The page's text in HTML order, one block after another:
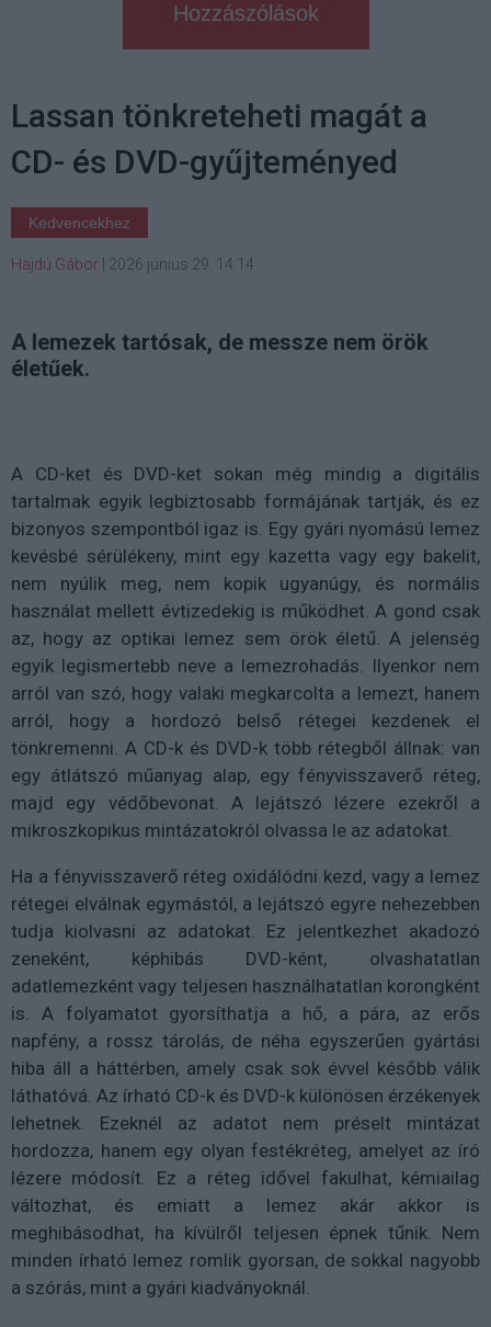
Hozzászólások
Lassan tönkreteheti magát a
CD- és DVD-gyűjteményed
Kedvencekhez
Hajdú Gábor 2026 június 29. 14:14
A lemezek tartósak, de messze nem örök
életűek.
A CD-ket és DVD-ket sokan még mindig a digitális
tartalmak egyik legbiztosabb formájának tartják, és ez
bizonyos szempontból igaz is. Egy gyári nyomású lemez
kevésbé sérülékeny, mint egy kazetta vagy egy bakelit,
nem nyúlik meg, nem kopik ugyanúgy, és normális
használat mellett évtizedekig is működhet. A gond csak
az, hogy az optikai lemez sem örök életű. A jelenség
egyik legismertebb neve a lemezrohadás. Ilyenkor nem
arról van szó, hogy valaki megkarcolta a lemezt, hanem
arról, hogy a hordozó belső rétegei kezdenek el
tönkremenni. A CD-k és DVD-k több rétegből állnak: van
egy átlátszó műanyag alap, egy fényvisszaverő réteg,
majd egy védőbevonat. A lejátszó lézere ezekről a
mikroszkopikus mintázatokról olvassa le az adatokat.
Ha a fényvisszaverő réteg oxidálódni kezd, vagy a lemez
rétegei elválnak egymástól, a lejátszó egyre nehezebben
tudja kiolvasni az adatokat. Ez jelentkezhet akadozó
zeneként, képhibás DVD-ként, olvashatatlan
adatlemezként vagy teljesen használhatatlan korongként
is. A folyamatot gyorsíthatja a hő, a pára, az erős
napfény, a rossz tárolás, de néha egyszerűen gyártási
hiba áll a háttérben, amely csak sok évvel később válik
láthatóvá. Az írható CD-k és DVD-k különösen érzékenyek
lehetnek. Ezeknél az adatot nem préselt mintázat
hordozza, hanem egy olyan festékréteg, amelyet az író
lézere módosít. Ez a réteg idővel fakulhat, kémiailag
változhat, és emiatt a lemez akár akkor is
meghibásodhat, ha kívülről teljesen épnek tűnik. Nem
minden írható lemez romlik gyorsan, de sokkal nagyobb
a szórás, mint a gyári kiadványoknál.